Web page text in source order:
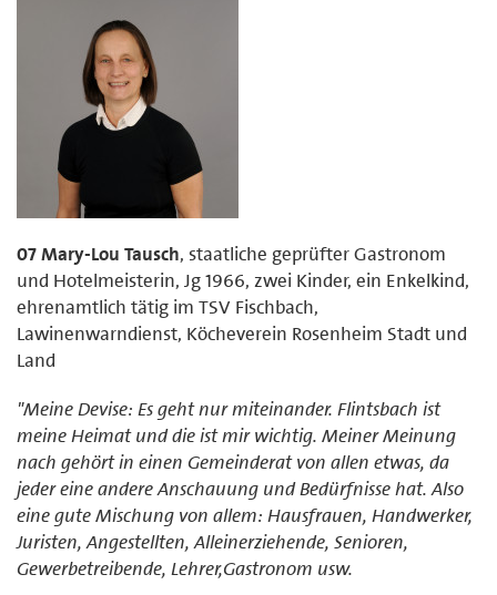
07 Mary-Lou Tausch, staatliche geprüfter Gastronom
und Hotelmeisterin, Jg 1966, zwei Kinder, ein Enkelkind,
ehrenamtlich tätig im TSV Fischbach,
Lawinenwarndienst, Köcheverein Rosenheim Stadt und
Land
"Meine Devise: Es geht nur miteinander. Flintsbach ist
meine Heimat und die ist mir wichtig. Meiner Meinung
nach gehört in einen Gemeinderat von allen etwas, da
jeder eine andere Anschauung und Bedürfnisse hat. Also
eine gute Mischung von allem: Hausfrauen, Handwerker,
Juristen, Angestellten, Alleinerziehende, Senioren,
Gewerbetreibende, Lehrer,Gastronom usw.